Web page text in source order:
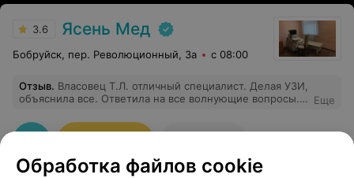
3.6 Ясень Мед
Бобруйск, пер. Революционный, 3а с 08:00
Отзыв. Власовец Т.Л. отличный специалист. Делая УЗИ,
объяснила все. Ответила на все волнующие вопросы.
Еще
Обработка файлов cookie